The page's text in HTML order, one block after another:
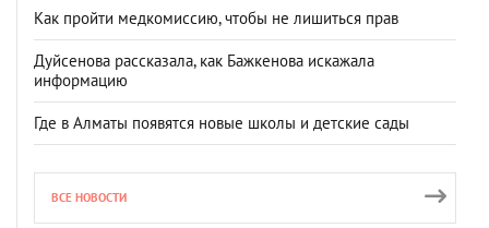
Как пройти медкомиссию, чтобы не лишиться прав
Дуйсенова рассказала, как Бажкенова искажала
информацию
Где в Алматы появятся новые школы и детские сады
ВСЕ НОВОСТИ